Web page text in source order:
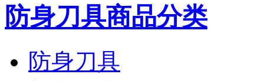
防身刀具商品分类
防身刀具